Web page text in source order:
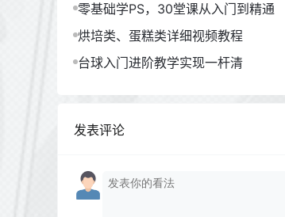
零基础学PS，30堂课从入门到精通
烘培类、蛋糕类详细视频教程
台球入门进阶教学实现一杆清
发表评论